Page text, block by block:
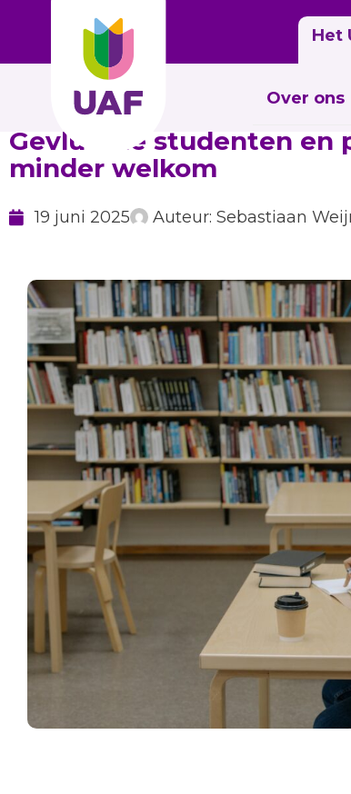
Het
Over ons
Gevluchte studenten en
minder welkom
19 juni 2025 Auteur: Sebastiaan